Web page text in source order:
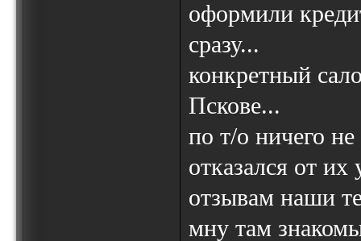
оформили
сразу...
конкретный
Пскове...
по т/о ничего
отказался от
отзывам наши
мну там